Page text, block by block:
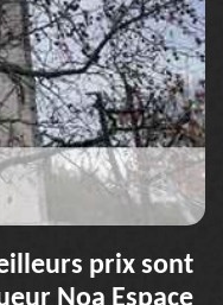
prix sont
Noa Espace